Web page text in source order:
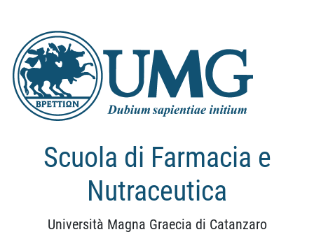
Scuola di Farmacia e
Nutraceutica
Università Magna Graecia di Catanzaro